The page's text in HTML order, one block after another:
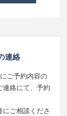
連絡
ご予約内容の
連絡にて、予約
ご相談くださ